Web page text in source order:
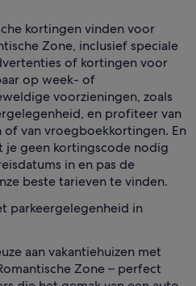
kortingen vinden voor
Zone, inclusief speciale
of kortingen voor
op week- of
voorzieningen, zoals
en profiteer van
van vroegboekkortingen. En
je geen kortingscode nodig
in en pas de
beste tarieven te vinden.
parkeergelegenheid in
aan vakantiehuizen met
Zone – perfect